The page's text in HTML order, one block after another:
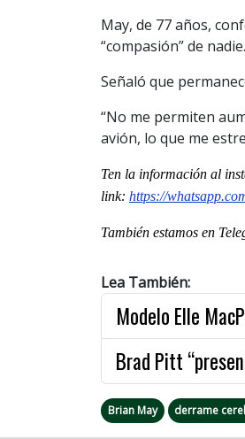
May, de 77 años,
“compasión” de nadie.
Señaló que
“No me permiten
avión, lo que me
Ten la información al
link: https://
También estamos en
Lea También:
Modelo Elle
Brad Pitt
Brian May derrame